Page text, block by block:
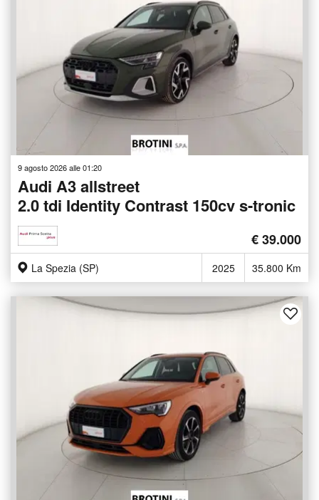
9 agosto 2026 alle 01:20
Audi A3 allstreet
2.0 tdi Identity Contrast 150cv s-tronic
€ 39.000
La Spezia (SP) 2025 35.800 Km